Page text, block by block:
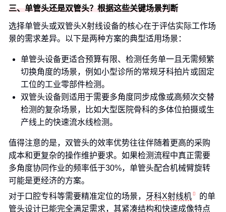
三、单管头还是双管头？根据这些关键场景判断
选择单管头或双管头X射线设备的核心在于评估实际工作场
景的需求差异。以下是两种方案的典型适用场景：
单管头设备更适合预算有限、检测任务单一且无需频繁
切换角度的场景，例如小型诊所的常规牙科拍片或固定
工位的工业零部件检测。
双管头设备则适用于需要多角度同步成像或高频次交替
检测的复杂场景，比如大型医院骨科的多体位拍摄或生
产线上的快速流水线检测。
值得注意的是，双管头的效率优势往往伴随着更高的采购
成本和更复杂的操作维护要求。如果检测流程中真正需要
多角度协同作业的频率低于30%，单管头配合机械臂旋转
可能是更经济的方案。
对于口腔专科等需要精准定位的场景，
牙科X射线机
的单
管头设计已能完全满足需求，其紧凑结构和快速成像特点